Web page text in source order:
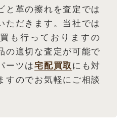
と革の擦れを査定では
ただきます。当社では
も行っておりますの
の適切な査定が可能で
ーツは宅配買取 にも対
すのでお気軽にご相談